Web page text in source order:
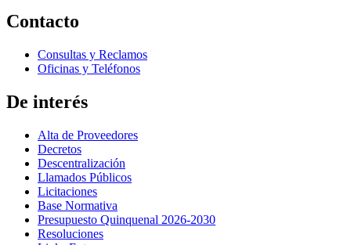
Contacto
Consultas y Reclamos
Oficinas y Teléfonos
De interés
Alta de Proveedores
Decretos
Descentralización
Llamados Públicos
Licitaciones
Base Normativa
Presupuesto Quinquenal 2026-2030
Resoluciones